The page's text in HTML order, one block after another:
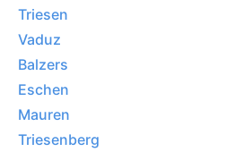
Triesen
Vaduz
Balzers
Eschen
Mauren
Triesenberg